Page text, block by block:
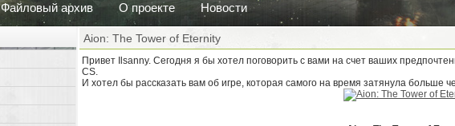
Файловый архив О проекте Новости
Aion: The Tower of Eternity
Привет Ilsanny. Сегодня я бы хотел поговорить с вами на счет ваших
CS.
И хотел бы рассказать вам об игре, которая самого на время затянула больше